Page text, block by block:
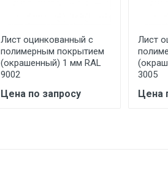
Стоимость доставки по
Лист оцинкованный с
полимерным покрытием
(окрашенный) 1 мм RAL
9002
Цена по запросу
Лист
3005
Цена